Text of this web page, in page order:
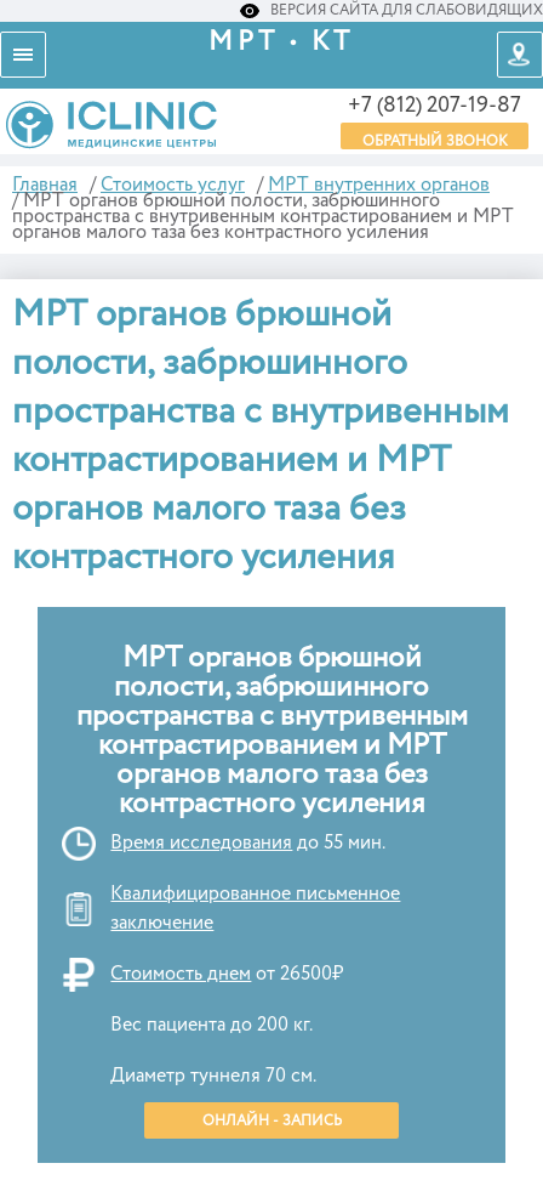
ВЕРСИЯ САЙТА ДЛЯ СЛАБОВИДЯЩИХ
МРТ • КТ
+7 (812) 207-19-87
ОБРАТНЫЙ ЗВОНОК
Главная / Стоимость услуг / МРТ внутренних органов
/ МРТ органов брюшной полости, забрюшинного
пространства с внутривенным контрастированием и МРТ
органов малого таза без контрастного усиления
МРТ органов брюшной
полости, забрюшинного
пространства с внутривенным
контрастированием и МРТ
органов малого таза без
контрастного усиления
МРТ органов брюшной
полости, забрюшинного
пространства с внутривенным
контрастированием и МРТ
органов малого таза без
контрастного усиления
Время исследования до 55 мин.
Квалифицированное письменное
заключение
Стоимость днем от 26500₽
Вес пациента до 200 кг.
Диаметр туннеля 70 см.
ОНЛАЙН - ЗАПИСЬ